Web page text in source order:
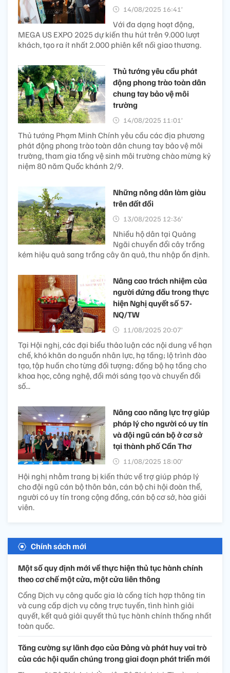
14/08/2025 16:41’
Với đa dạng hoạt động,
MEGA US EXPO 2025 dự kiến thu hút trên 9.000 lượt
khách, tạo ra ít nhất 2.000 phiên kết nối giao thương.
Thủ tướng yêu cầu phát
động phong trào toàn dân
chung tay bảo vệ môi
trường
14/08/2025 11:01’
Thủ tướng Phạm Minh Chính yêu cầu các địa phương
phát động phong trào toàn dân chung tay bảo vệ môi
trường, tham gia tổng vệ sinh môi trường chào mừng kỷ
niệm 80 năm Quốc khánh 2/9.
Những nông dân làm giàu
trên đất đồi
13/08/2025 12:36’
Nhiều hộ dân tại Quảng
Ngãi chuyển đổi cây trồng
kém hiệu quả sang trồng cây ăn quả, thu nhập ổn định.
Nâng cao trách nhiệm của
người đứng đầu trong thực
hiện Nghị quyết số 57-
NQ/TW
11/08/2025 20:07’
Tại Hội nghị, các đại biểu thảo luận các nội dung về hạn
chế, khó khăn do nguồn nhân lực, hạ tầng; lộ trình đào
tạo, tập huấn cho từng đối tượng; đồng bộ hạ tầng cho
khoa học, công nghệ, đổi mới sáng tạo và chuyển đổi
số...
Nâng cao năng lực trợ giúp
pháp lý cho người có uy tín
và đội ngũ cán bộ ở cơ sở
tại thành phố Cần Thơ
11/08/2025 18:00’
Hội nghị nhằm trang bị kiến thức về trợ giúp pháp lý
cho đội ngũ cán bộ thôn bản, cán bộ chi hội đoàn thể,
người có uy tín trong cộng đồng, cán bộ cơ sở, hòa giải
viên.
Chính sách mới
Một số quy định mới về thực hiện thủ tục hành chính
theo cơ chế một cửa, một cửa liên thông
Cổng Dịch vụ công quốc gia là cổng tích hợp thông tin
và cung cấp dịch vụ công trực tuyến, tình hình giải
quyết, kết quả giải quyết thủ tục hành chính thống nhất
toàn quốc.
Tăng cường sự lãnh đạo của Đảng và phát huy vai trò
của các hội quần chúng trong giai đoạn phát triển mới